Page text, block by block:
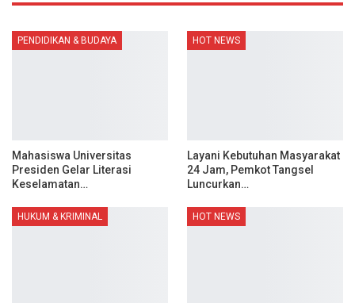
PENDIDIKAN & BUDAYA
Mahasiswa Universitas
Presiden Gelar Literasi
Keselamatan…
HOT NEWS
Layani Kebutuhan Masyarakat
24 Jam, Pemkot Tangsel
Luncurkan…
HUKUM & KRIMINAL HOT NEWS